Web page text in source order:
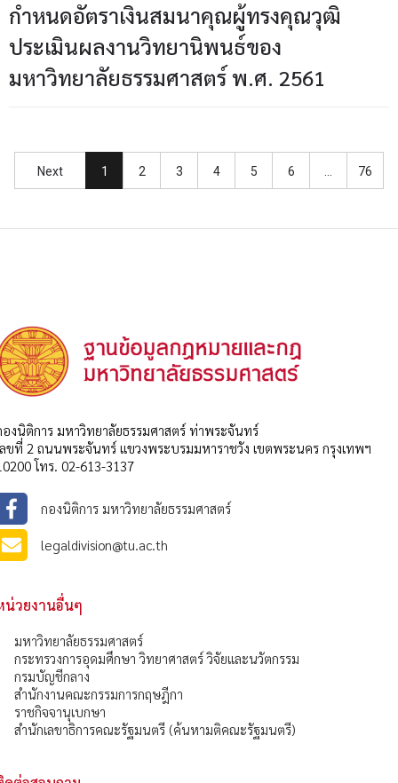
กำหนดอัตราเงินสมนาคุณผู้ทรงคุณวุฒิ
ประเมินผลงานวิทยานิพนธ์ของ
มหาวิทยาลัยธรรมศาสตร์ พ.ศ. 2561
Next 1 2 3 4 5 6 76
องนิติการ มหาวิทยาลัยธรรมศาสตร์ ท่าพระจันทร์
ลขที่ 2 ถนนพระจันทร์ แขวงพระบรมมหาราชวัง เขตพระนคร กรุงเทพฯ
โทร. 02-613-3137
กองนิติการ มหาวิทยาลัยธรรมศาสตร์
legaldivision@tu.ac.th
น่วยงานอื่นๆ
มหาวิทยาลัยธรรมศาสตร์
กระทรวงการอุดมศึกษา วิทยาศาสตร์ วิจัยและนวัตกรรม
กรมบัญชีกลาง
สำนักงานคณะกรรมการกฤษฎีกา
ราชกิจจานุเบกษา
สำนักเลขาธิการคณะรัฐมนตรี (ค้นหามติคณะรัฐมนตรี)